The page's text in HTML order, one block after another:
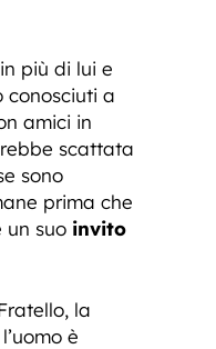
più di lui e
conosciuti a
amici in
scattata
sono
prima che
un suo invito
la
è